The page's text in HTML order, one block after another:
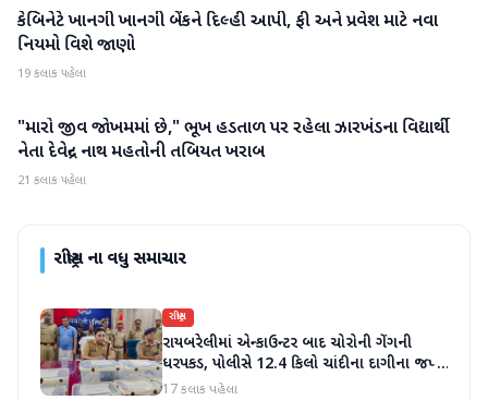
રાષ્ટ્રીય
કેબિનેટે ખાનગી ખાનગી બેંકને દિલ્હી આપી, ફી અને પ્રવેશ માટે નવા
નિયમો વિશે જાણો
19 કલાક પહેલા
રાષ્ટ્રીય
"મારો જીવ જોખમમાં છે," ભૂખ હડતાળ પર રહેલા ઝારખંડના વિદ્યાર્થી
નેતા દેવેન્દ્ર નાથ મહતોની તબિયત ખરાબ
21 કલાક પહેલા
રાષ્ટ્રીયના વધુ સમાચાર
રાષ્ટ્રીય
રાયબરેલીમાં એન્કાઉન્ટર બાદ ચોરોની ગેંગની
ધરપકડ, પોલીસે 12.4 કિલો ચાંદીના દાગીના જપ્ત
કર્યા
17 કલાક પહેલા